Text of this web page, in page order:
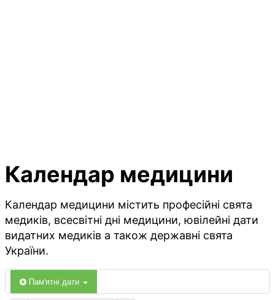
Календар медицини
Календар медицини містить професійні свята
медиків, всесвітні дні медицини, ювілейні дати
видатних медиків а також державні свята
України.
Пам'ятні дати